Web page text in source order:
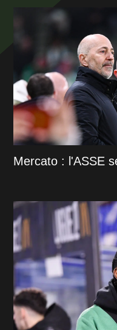
Mercato : l'ASSE